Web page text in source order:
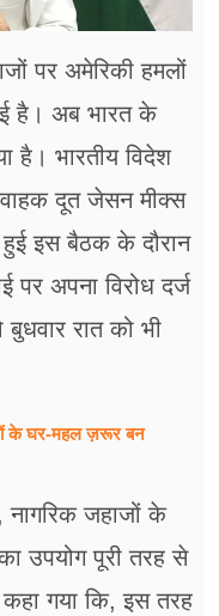
पर अमेरिकी हमलों
है। अब भारत के
है। भारतीय विदेश
दूत जेसन ​मीक्स
इस बैठक के दौरान
पर अपना विरोध दर्ज
रात को भी
के घर-महल ज़रूर बन
नागरिक जहाजों के
उपयोग पूरी तरह से
कहा गया कि, इस तरह